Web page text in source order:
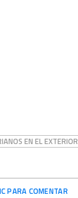
EN EL EXTERIOR
PARA COMENTAR